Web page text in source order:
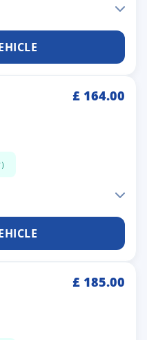
£ 164.00
£ 185.00